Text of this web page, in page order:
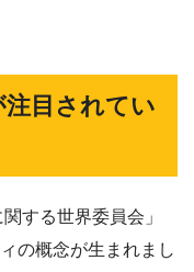
目されてい
する世界委員会」
の概念が生まれまし